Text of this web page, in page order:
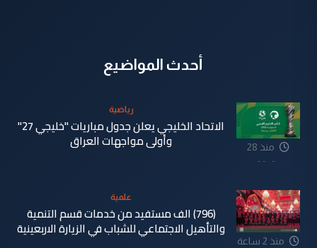
أحدث المواضيع
منذ 28
دقيقة
رياضية
الاتحاد الخليجي يعلن جدول مباريات "خليجي 27"
وأولى مواجهات العراق
منذ 2 ساعة
علمية
(796) الف مستفيد من خدمات قسم التنمية
والتأهيل الاجتماعي للشباب في الزيارة الاربعينية